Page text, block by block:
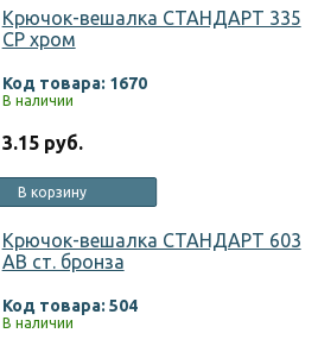
Крючок-вешалка СТАНДАРТ 335
СР хром
Код товара: 1670
В наличии
3.15 руб.
В корзину
Крючок-вешалка СТАНДАРТ 603
AB ст. бронза
Код товара: 504
В наличии